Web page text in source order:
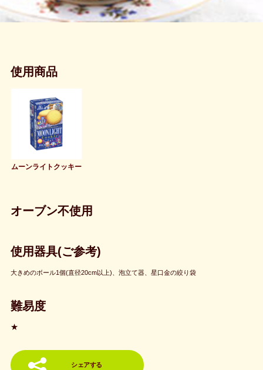
使用商品
ムーンライトクッキー
オーブン不使用
使用器具(ご参考)
大きめのボール1個(直径20cm以上)、泡立て器、星口金の絞り袋
難易度
★
シェアする